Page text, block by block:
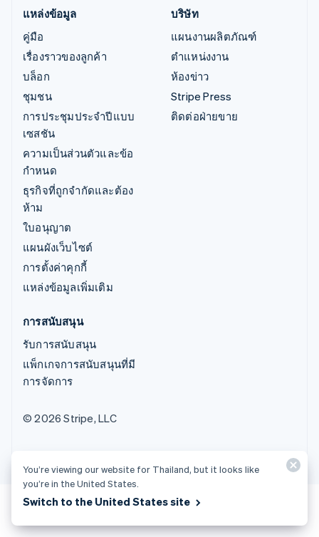
แหล่งข้อมูล
คู่มือ
เรื่องราวของลูกค้า
บล็อก
ชุมชน
การประชุมประจำปีแบบ
เซสชัน
ความเป็นส่วนตัวและข้อ
กำหนด
ธุรกิจที่ถูกจำกัดและต้อง
ห้าม
ใบอนุญาต
แผนผังเว็บไซต์
การตั้งค่าคุกกี้
แหล่งข้อมูลเพิ่มเติม
บริษัท
แผนงานผลิตภัณฑ์
ตำแหน่งงาน
ห้องข่าว
Stripe Press
ติดต่อฝ่ายขาย
การสนับสนุน
รับการสนับสนุน
แพ็กเกจการสนับสนุนที่มี
การจัดการ
© 2026 Stripe, LLC
You’re viewing our website for Thailand, but it looks like
you’re in the United States.
Switch to the United States site